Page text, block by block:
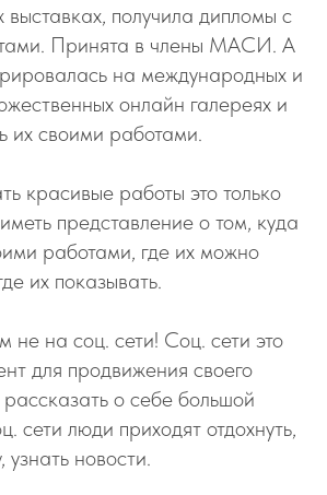
получила дипломы с
Принята в члены МАСИ. А
на международных и
онлайн галереях и
их своими работами.
красивые работы это только
представление о том, куда
работами, где их можно
их показывать.
не на соц. сети! Соц. сети это
для продвижения своего
о себе большой
сети люди приходят отдохнуть,
узнать новости.